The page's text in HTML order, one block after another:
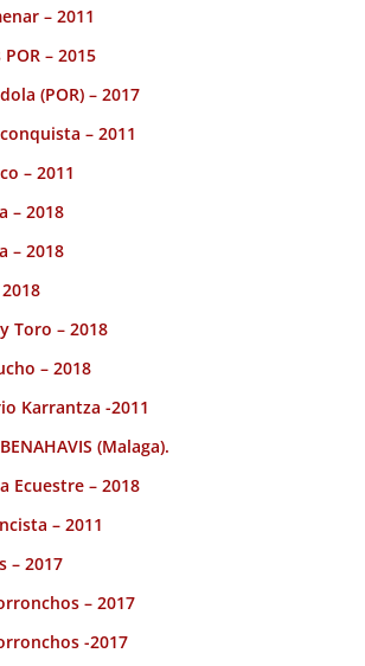
– 2011
– 2015
(POR) – 2017
– 2011
– 2011
– 2018
– 2018
Toro – 2018
– 2018
Karrantza -2011
(Malaga).
Ecuestre – 2018
– 2011
– 2017
– 2017
-2017